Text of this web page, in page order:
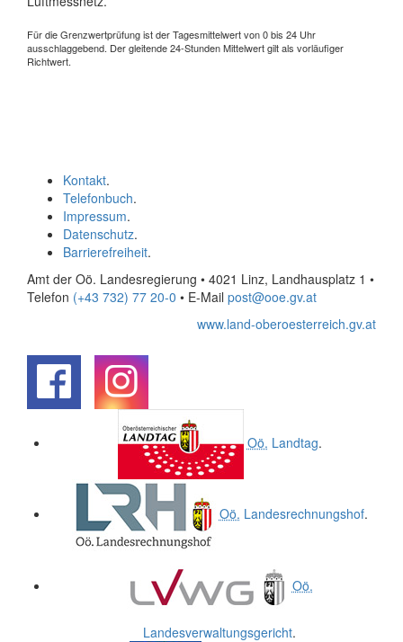
Für die Grenzwertprüfung ist der Tagesmittelwert von 0 bis 24 Uhr
ausschlaggebend. Der gleitende 24-Stunden Mittelwert gilt als vorläufiger
Richtwert.
Kontakt.
Telefonbuch.
Impressum.
Datenschutz.
Barrierefreiheit.
Amt der Oö. Landesregierung • 4021 Linz, Landhausplatz 1 •
Telefon (+43 732) 77 20-0 • E-Mail post@ooe.gv.at
www.land-oberoesterreich.gv.at
Oö. Landtag.
Oö. Landesrechnungshof.
Oö.
Landesverwaltungsgericht.